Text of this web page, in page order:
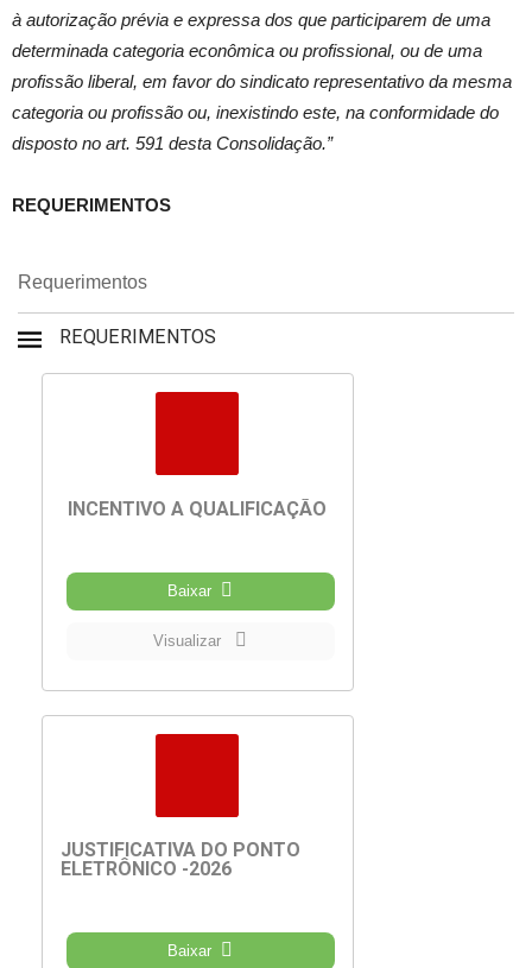
à autorização prévia e expressa dos que participarem de uma
determinada categoria econômica ou profissional, ou de uma
profissão liberal, em favor do sindicato representativo da mesma
categoria ou profissão ou, inexistindo este, na conformidade do
disposto no art. 591 desta Consolidação.”
REQUERIMENTOS
Requerimentos
REQUERIMENTOS
INCENTIVO A QUALIFICAÇÃO
Baixar
Visualizar
JUSTIFICATIVA DO PONTO
ELETRÔNICO -2026
Baixar